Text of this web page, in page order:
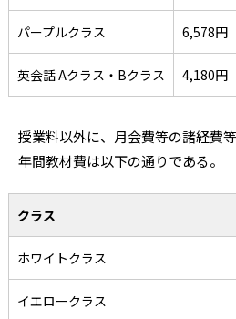
パープルクラス 6,578円
英会話 Aクラス・Bクラス 4,180円
授業料以外に、月会費等の諸経費
年間教材費は以下の通りである。
クラス
ホワイトクラス
イエロークラス